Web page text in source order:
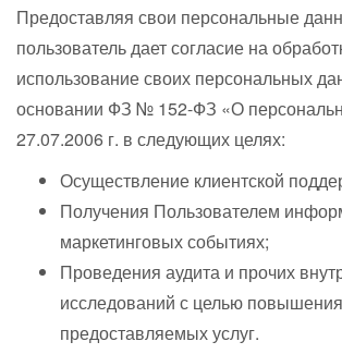
Предоставляя свои персональные
пользователь дает согласие на
использование своих персональных
основании ФЗ № 152-ФЗ «О
27.07.2006 г. в следующих целях:
Осуществление клиентской
Получения Пользователем
маркетинговых событиях;
Проведения аудита и прочих
исследований с целью
предоставляемых услуг.